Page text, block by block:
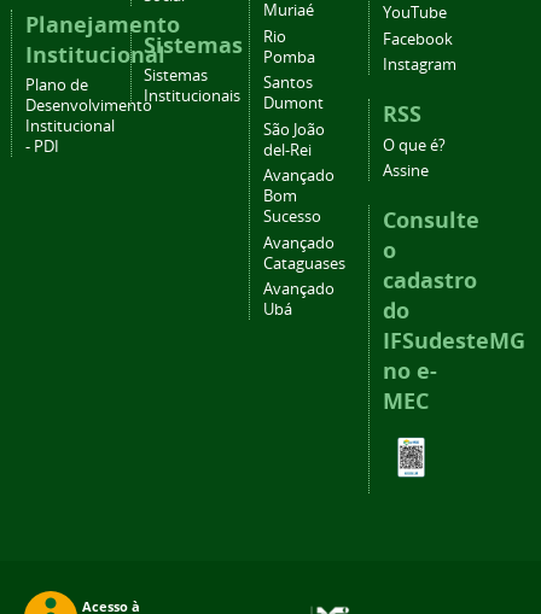
Planejamento
Institucional
Plano de
Desenvolvimento
Institucional
- PDI
Sistemas
Sistemas
Institucionais
Muriaé
Rio
Pomba
Santos
Dumont
São João
del-Rei
Avançado
Bom
Sucesso
Avançado
Cataguases
Avançado
Ubá
YouTube
Facebook
Instagram
RSS
O que é?
Assine
Consulte
o
cadastro
do
IFSudesteMG
no e-
MEC